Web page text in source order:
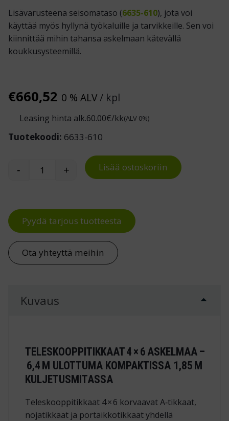
Lisävarusteena seisomataso (6635-610), jota voi
käyttää myös hyllynä työkaluille ja tarvikkeille. Sen voi
kiinnittää mihin tahansa askelmaan kätevällä
koukkusysteemillä.
€660,52 0 % ALV/ kpl
Leasing hinta alk.60.00€/kk(ALV 0%)
Tuotekoodi: 6633-610
Teleskooppitikkaat, 4x6 askelmaa määrä
- + Lisää ostoskoriin
Pyydä tarjous tuotteesta
Ota yhteyttä meihin
Kuvaus
TELESKOOPPITIKKAAT 4 × 6 ASKELMAA –
6,4 M ULOTTUMA KOMPAKTISSA 1,85 M
KULJETUSMITASSA
Teleskooppitikkaat 4 × 6 korvaavat A‑tikkaat,
nojatikkaat ja portaikkotikkaat yhdellä